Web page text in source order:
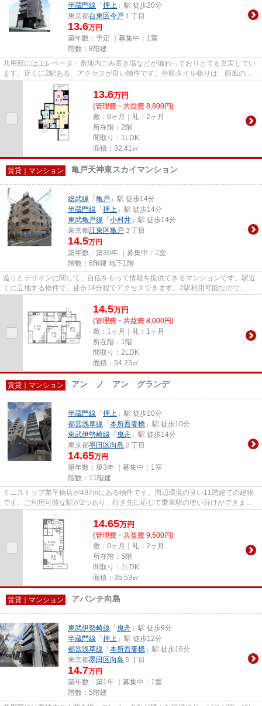
半蔵門線 「 押上 」駅 徒歩20分
東京都台東区今戸 １丁目
13.6万円
築年数：予定 ｜募集中： 1室
階数：8階建
共用部にはエレベータ・敷地内ごみ置き場などが備わっておりとても充実してい
ます。近くに2駅ある、アクセスが良い物件です。外観タイル張りは、雨風の侵
入を防ぎ骨組みを守ってくれま...
13.6万円
(管理費・共益費 8,800円)
敷：0ヶ月｜礼：2ヶ月
所在階：2階
間取り：1LDK
面積：32.41㎡
賃貸｜マンション 亀戸天神東スカイマンション
総武線 「 亀戸 」駅 徒歩14分
半蔵門線 「 押上 」駅 徒歩14分
東武亀戸線 「 小村井 」駅 徒歩14分
東京都江東区亀戸 ３丁目
14.5万円
築年数：築36年 ｜募集中： 1室
階数：6階建 地下1階
造りとデザインに関して、自信をもって情報を提供できるマンションです。駅近
くに立地する物件で、徒歩14分程でアクセスできます。2駅利用可能なので、用
14.5万円
(管理費・共益費 8,000円)
敷：1ヶ月｜礼：1ヶ月
所在階：1階
間取り：2LDK
面積：54.23㎡
賃貸｜マンション アン ノ アン グランデ
半蔵門線 「 押上 」駅 徒歩10分
都営浅草線 「 本所吾妻橋 」駅 徒歩10分
東武伊勢崎線 「 曳舟 」駅 徒歩14分
東京都墨田区向島 ２丁目
14.65万円
築年数：築3年 ｜募集中： 1室
階数：11階建
ミニストップ業平橋店が497mにある物件です。周辺環境の良い11階建ての建物
です。ご利用可能な駅が2つあり、行き先に応じて乗車駅の使い分けができま
す。外観タイル張りは、雨風の侵入...
14.65万円
(管理費・共益費 9,500円)
敷：0ヶ月｜礼：2ヶ月
所在階：5階
間取り：1LDK
面積：35.53㎡
賃貸｜マンション アバンテ向島
東武伊勢崎線 「 曳舟 」駅 徒歩9分
半蔵門線 「 押上 」駅 徒歩12分
都営浅草線 「 本所吾妻橋 」駅 徒歩16分
東京都墨田区向島 ５丁目
14.7万円
築年数：築1年 ｜募集中： 1室
階数：5階建